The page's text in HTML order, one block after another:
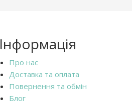
Інформація
Про нас
Доставка та оплата
Повернення та обмін
Блог